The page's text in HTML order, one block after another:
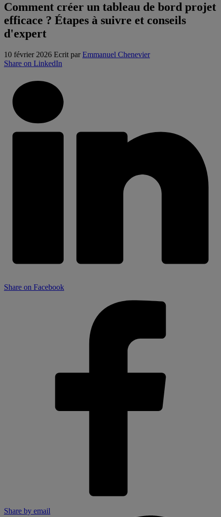
Comment créer un tableau de bord projet
efficace ? Étapes à suivre et conseils
d'expert
10 février 2026 Ecrit parEmmanuel Chenevier
Share on LinkedIn
Share on Facebook
Share by email